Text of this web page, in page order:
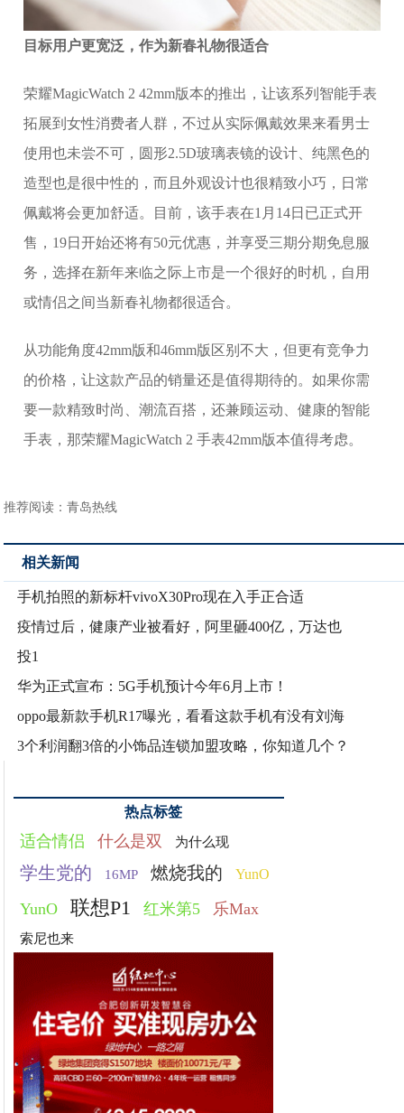
目标用户更宽泛，作为新春礼物很适合
荣耀MagicWatch 2 42mm版本的推出，让该系列智能手表
拓展到女性消费者人群，不过从实际佩戴效果来看男士
使用也未尝不可，圆形2.5D玻璃表镜的设计、纯黑色的
造型也是很中性的，而且外观设计也很精致小巧，日常
佩戴将会更加舒适。目前，该手表在1月14日已正式开
售，19日开始还将有50元优惠，并享受三期分期免息服
务，选择在新年来临之际上市是一个很好的时机，自用
或情侣之间当新春礼物都很适合。
从功能角度42mm版和46mm版区别不大，但更有竞争力
的价格，让这款产品的销量还是值得期待的。如果你需
要一款精致时尚、潮流百搭，还兼顾运动、健康的智能
手表，那荣耀MagicWatch 2 手表42mm版本值得考虑。
推荐阅读：青岛热线
相关新闻
手机拍照的新标杆vivoX30Pro现在入手正合适
疫情过后，健康产业被看好，阿里砸400亿，万达也
投1
华为正式宣布：5G手机预计今年6月上市！
oppo最新款手机R17曝光，看看这款手机有没有刘海
3个利润翻3倍的小饰品连锁加盟攻略，你知道几个？
热点标签
适合情侣 什么是双 为什么现
学生党的 16MP 燃烧我的 YunO
YunO 联想P1 红米第5 乐Max
索尼也来